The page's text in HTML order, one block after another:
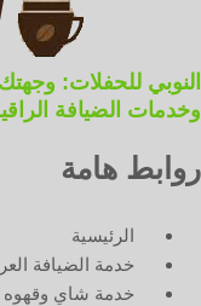
النوبي للحفلات:
وخدمات الضيافة الراقية في
روابط هامة
الرئيسية
خدمة الضيافة
خدمة شاي وقهوه